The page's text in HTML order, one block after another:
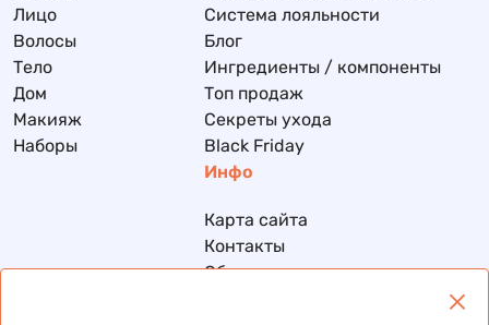
Лицо
Волосы
Тело
Дом
Макияж
Наборы
Система лояльности
Блог
Ингредиенты / компоненты
Топ продаж
Секреты ухода
Black Friday
Инфо
Карта сайта
Контакты
Обмен и возврат